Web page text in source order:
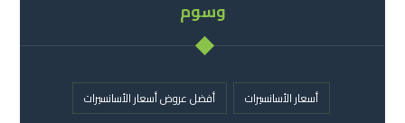
وسوم
أسعار الأسانسيرات
أفضل عروض أسعار الأسانسيرات